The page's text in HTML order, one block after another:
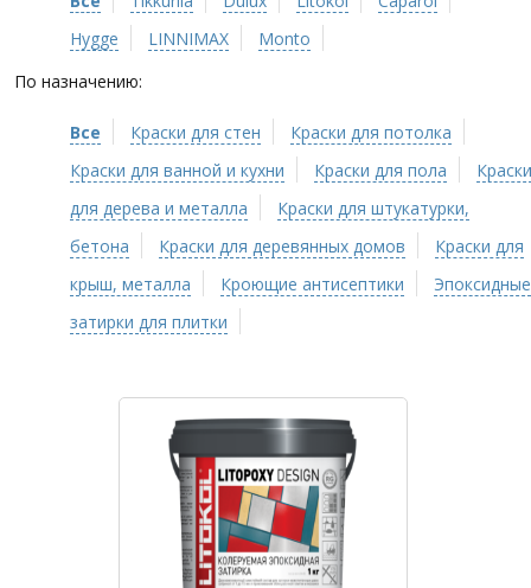
Hygge
LINNIMAX
Monto
По назначению:
Все Краски для стен
Краски для потолка
Краски для ванной и кухни
Краски для пола
Краски
для дерева и металла
Краски для штукатурки,
бетона
Краски для деревянных домов
Краски для
крыш, металла
Кроющие антисептики
Эпоксидные
затирки для плитки